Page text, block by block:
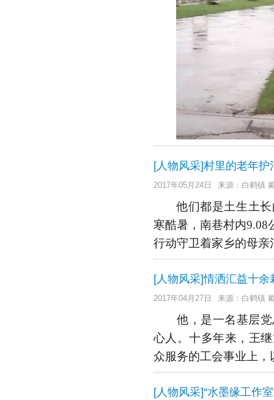
[人物风采]村里的老年护
2017年05月24日 来源：白鹤镇
他们都是土生土
寒酷暑，南巷村内9.08
行动守卫着家乡的母
[人物风采]情洒汇益十
2017年04月27日 来源：白鹤镇
他，是一名基层
心人。十多年来，王
众服务的工会事业上
[人物风采]“水墨缘工作